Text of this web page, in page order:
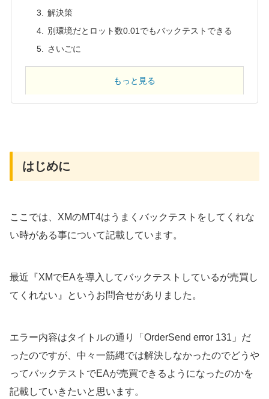
解決策
別環境だとロット数0.01でもバックテストできる
さいごに
もっと見る
はじめに
ここでは、XMのMT4はうまくバックテストをしてくれな
い時がある事について記載しています。
最近『XMでEAを導入してバックテストしているが売買し
てくれない』というお問合せがありました。
エラー内容はタイトルの通り「OrderSend error 131」だ
ったのですが、中々一筋縄では解決しなかったのでどうや
ってバックテストでEAが売買できるようになったのかを
記載していきたいと思います。